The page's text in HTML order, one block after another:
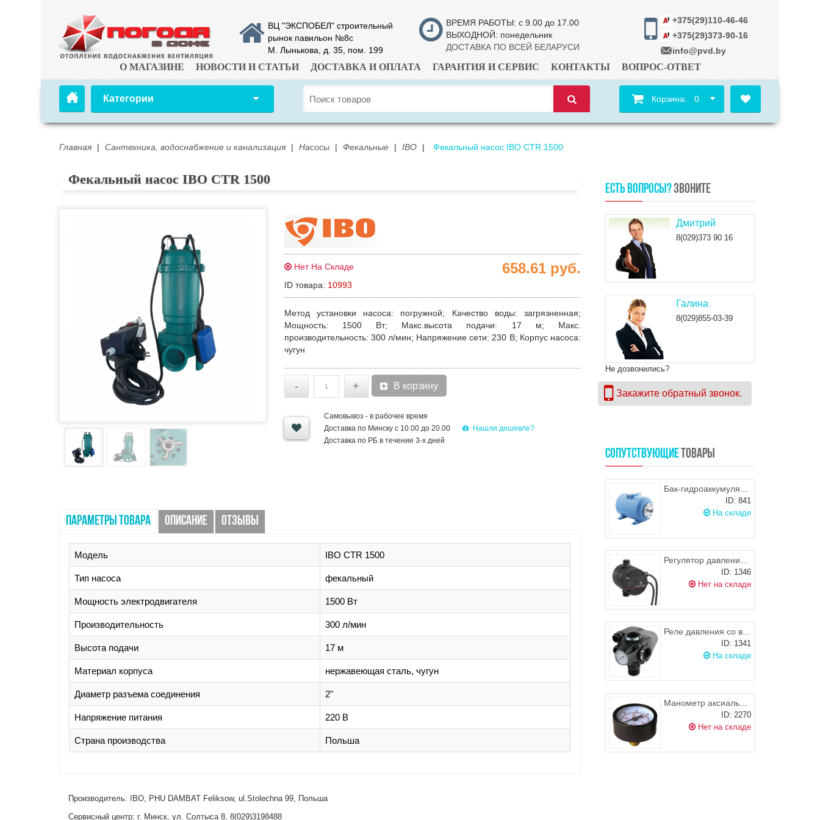
ВЦ "ЭКСПОБЕЛ" строительный
рынок павильон №8с
М. Лынькова, д. 35, пом. 199
ВРЕМЯ РАБОТЫ: с 9.00 до 17.00
ВЫХОДНОЙ: понедельник
ДОСТАВКА ПО ВСЕЙ БЕЛАРУСИ
+375(29)110-46-46
+375(29)373-90-16
info@pvd.by
О МАГАЗИНЕ НОВОСТИ И СТАТЬИ ДОСТАВКА И ОПЛАТА ГАРАНТИЯ И СЕРВИС КОНТАКТЫ ВОПРОС-ОТВЕТ
Категории Корзина: 0
Главная | Сантехника, водоснабжение и канализация | Насосы | Фекальные | IBO | Фекальный насос IBO CTR 1500
Фекальный насос IBO CTR 1500
Нет На Складе
ID товара: 10993
658.61 руб.
Метод установки насоса: погружной; Качество воды: загрязненная;
Мощность: 1500 Вт; Макс.высота подачи: 17 м; Макс.
производительность: 300 л/мин; Напряжение сети: 230 В; Корпус насоса:
чугун
- + В корзину
Самовывоз - в рабочее время
Доставка по Минску с 10.00 до 20.00
Доставка по РБ в течение 3-х дней
Нашли дешевле?
ПАРАМЕТРЫ ТОВАРА ОПИСАНИЕ ОТЗЫВЫ
Модель IBO CTR 1500
Тип насоса фекальный
Мощность электродвигателя 1500 Вт
Производительность 300 л/мин
Высота подачи 17 м
Материал корпуса нержавеющая сталь, чугун
Диаметр разъема соединения 2"
Напряжение питания 220 В
Страна производства Польша
Производитель: IBO, PHU DAMBAT Feliksow, ul.Stolechna 99, Польша
Сервисный центр: г. Минск, ул. Солтыса 8, 8(029)3198488
ЕСТЬ ВОПРОСЫ?ЗВОНИТЕ
Дмитрий
8(029)373 90 16
Галина
8(029)855-03-39
Не дозвонились?
Закажите обратный звонок.
СОПУТСТВУЮЩИЕТОВАРЫ
Бак-гидроаккумулятор "ДЖИЛЕКС" 24 Г
ID: 841
На складе
Регулятор давления Grundfos PM2
ID: 1346
Нет на складе
Реле давления со встроенным манометром РМ/5-3W, ITALTECNICA
ID: 1341
На складе
Манометр аксиальный (1-10 атм.)
ID: 2270
Нет на складе